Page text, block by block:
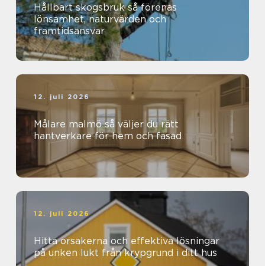
Hållbart skogsbruk så förenas
lönsamhet, naturvärden och
framtidsansvar
12. juli 2026
Målare malmö så väljer du rätt
hantverkare för hem och fasad
12. juli 2026
Hitta orsakerna och effektiva lösningar
på unken lukt från krypgrund i ditt hus